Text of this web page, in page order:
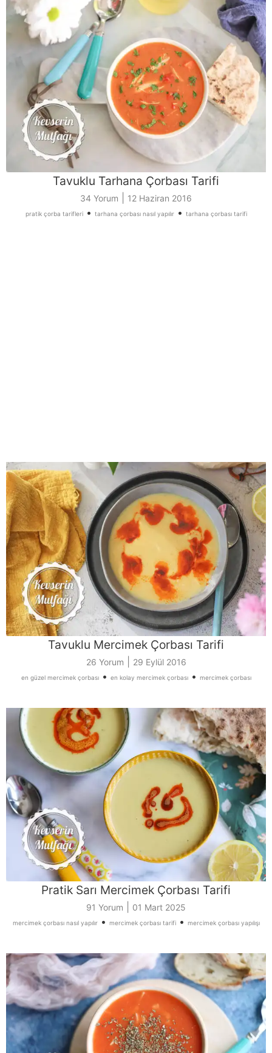
Tavuklu Tarhana Çorbası Tarifi
34 Yorum 12 Haziran 2016
pratik çorba tarifleri• tarhana çorbası nasıl yapılır• tarhana çorbası tarifi
Tavuklu Mercimek Çorbası Tarifi
26 Yorum 29 Eylül 2016
en güzel mercimek çorbası• en kolay mercimek çorbası• mercimek çorbası
Pratik Sarı Mercimek Çorbası Tarifi
91 Yorum 01 Mart 2025
mercimek çorbası nasıl yapılır• mercimek çorbası tarifi• mercimek çorbası yapılışı